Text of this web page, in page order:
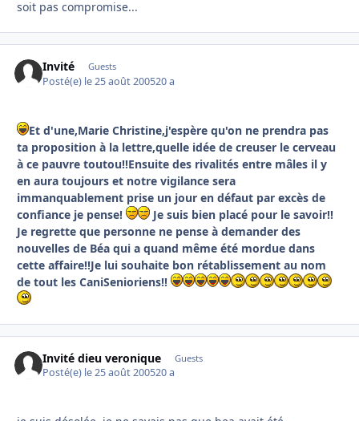
soit pas compromise...
Invité Guests
Posté(e) le 25 août 200520 a
Et d'une,Marie Christine,j'espère qu'on ne prendra pas
ta proposition à la lettre,quelle idée de creuser le cerveau
à ce pauvre toutou!!Ensuite des rivalités entre mâles il y
en aura toujours et notre vigilance sera
immanquablement prise un jour en défaut par excès de
confiance je pense!
Je suis bien placé pour le savoir!!
Je regrette que personne ne pense à demander des
nouvelles de Béa qui a quand même été mordue dans
cette affaire!!Je lui souhaite bon rétablissement au nom
de tout les CaniSenioriens!!
Invité dieu veronique Guests
Posté(e) le 25 août 200520 a